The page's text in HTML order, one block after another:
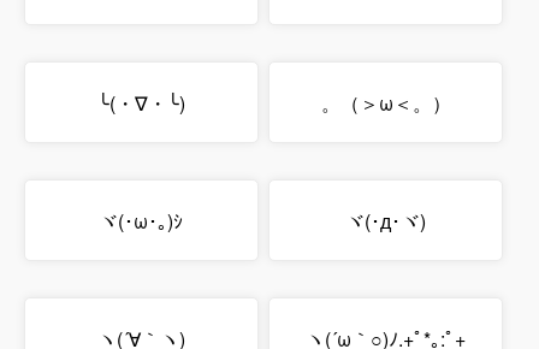
╰(・∇・╰) 。（＞ω＜。）
ヾ(･ω･｡)ｼ ヾ(･д･ヾ)
ヽ(´∀｀ヽ) ヽ(´ω｀○)ﾉ.+ﾟ*｡:ﾟ+